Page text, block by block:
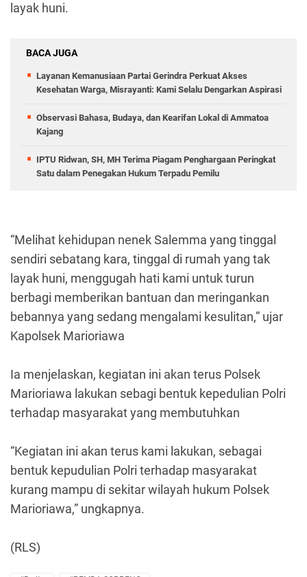
layak huni.
BACA JUGA
Layanan Kemanusiaan Partai Gerindra Perkuat Akses
Kesehatan Warga, Misrayanti: Kami Selalu Dengarkan Aspirasi
Observasi Bahasa, Budaya, dan Kearifan Lokal di Ammatoa
Kajang
IPTU Ridwan, SH, MH Terima Piagam Penghargaan Peringkat
Satu dalam Penegakan Hukum Terpadu Pemilu
“Melihat kehidupan nenek Salemma yang tinggal
sendiri sebatang kara, tinggal di rumah yang tak
layak huni, menggugah hati kami untuk turun
berbagi memberikan bantuan dan meringankan
bebannya yang sedang mengalami kesulitan,” ujar
Kapolsek Marioriawa
Ia menjelaskan, kegiatan ini akan terus Polsek
Marioriawa lakukan sebagi bentuk kepedulian Polri
terhadap masyarakat yang membutuhkan
“Kegiatan ini akan terus kami lakukan, sebagai
bentuk kepudulian Polri terhadap masyarakat
kurang mampu di sekitar wilayah hukum Polsek
Marioriawa,” ungkapnya.
(RLS)